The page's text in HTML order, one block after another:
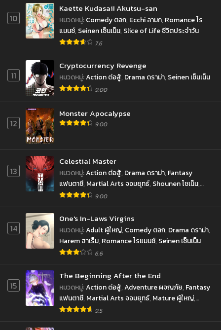
ตอนที่ 231
กันยายน 10, 2022
ตอนที่ 230
กันยายน 10, 2022
ตอนที่ 229 ตอนที่ 228
ตอนที่ 227
กันยายน 10, 2022
ตอนที่ 226
กันยายน 10, 2022
ตอนที่ 225
กันยายน 10, 2022
ตอนที่ 223
กันยายน 10, 2022
ตอนที่ 221
กันยายน 10, 2022 กันยายน 10, 2022
ตอนที่ 219
ตอนที่ 217
กันยายน 10, 2022
ตอนที่ 216
กันยายน 10, 2022
ตอนที่ 213
กันยายน 10, 2022
ตอนที่ 212
กันยายน 10, 2022
กันยายน 10, 2022
10
Kaette Kudasai! Akutsu-san
หมวดหมู่:Comedy ตลก, Ecchi ลามก, Romance โร
แมนซ์, Seinen เซ็นเน็น, Slice of Life ชีวิตประจำวัน
7.6
11
Cryptocurrency Revenge
หมวดหมู่:Action ต่อสู้, Drama ดราม่า, Seinen เซ็นเน็น
9.00
12
Monster Apocalypse
9.00
13
Celestial Master
หมวดหมู่:Action ต่อสู้, Drama ดราม่า, Fantasy
แฟนตาซี, Martial Arts จอมยุทธ์, Shounen โชเน็น,
Supernatural เหนือธรรมชาติ
9.00
14
One's In-Laws Virgins
หมวดหมู่:Adult ผู้ใหญ่, Comedy ตลก, Drama ดราม่า,
Harem ฮาเร็ม, Romance โรแมนซ์, Seinen เซ็นเน็น
6.6
15
The Beginning After the End
หมวดหมู่:Action ต่อสู้,Adventure ผจญภัย, Fantasy
แฟนตาซี, Martial Arts จอมยุทธ์, Mature ผู้ใหญ่,
Reincarnation เกิดใหม่
9.5